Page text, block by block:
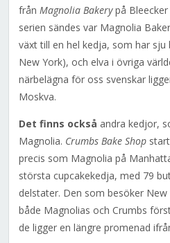
från Magnolia Bakerypå Bleecker
serien sändes var Magnolia
växt till en hel kedja, som har sju
New York), och elva i övriga
närbelägna för oss svenskar
Moskva.
Det finns också andra kedjor,
Magnolia. Crumbs Bake Shop
precis som Magnolia på
största cupcakekedja, med 79
delstater. Den som besöker
både Magnolias och Crumbs
de ligger en längre promenad